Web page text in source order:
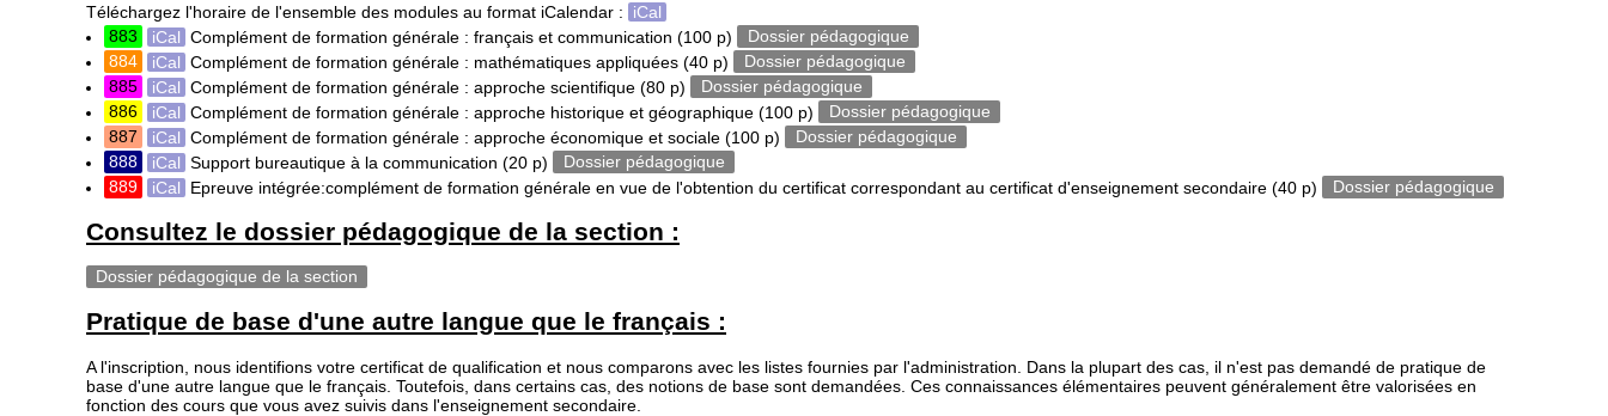
Téléchargez l'horaire de l'ensemble des modules au format iCalendar :
iCal
883
iCal Complément de formation générale : français et communication(100 p)
Dossier pédagogique
884
iCal Complément de formation générale : mathématiques appliquées(40 p)
Dossier pédagogique
885
iCal Complément de formation générale : approche scientifique(80 p)
Dossier pédagogique
886
iCal Complément de formation générale : approche historique et géographique(100 p)
Dossier pédagogique
887
iCal Complément de formation générale : approche économique et sociale(100 p)
Dossier pédagogique
888
iCal Support bureautique à la communication(20 p)
Dossier pédagogique
889
iCal Epreuve intégrée:complément de formation générale en vue de l'obtention du certificat correspondant au certificat d'enseignement secondaire(40 p) Dossier pédagogique
Consultez le dossier pédagogique de la section :
Dossier pédagogique de la section
Pratique de base d'une autre langue que le français :
A l'inscription, nous identifions votre certificat de qualification et nous comparons avec les listes fournies par l'administration. Dans la plupart des cas, il n'est pas demandé de pratique de
base d'une autre langue que le français. Toutefois, dans certains cas, des notions de base sont demandées. Ces connaissances élémentaires peuvent généralement être valorisées en
fonction des cours que vous avez suivis dans l'enseignement secondaire.